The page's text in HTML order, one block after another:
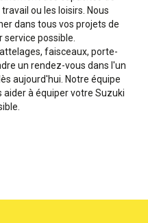
ou les loisirs. Nous
dans tous vos projets de
possible.
faisceaux, porte-
un rendez-vous dans l'un
aujourd'hui. Notre équipe
à équiper votre Suzuki